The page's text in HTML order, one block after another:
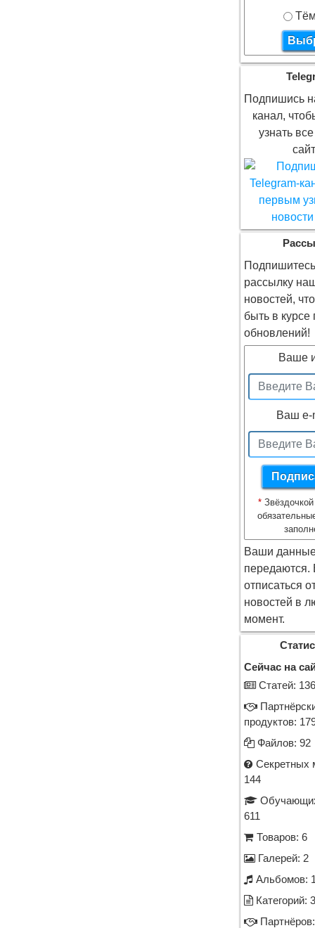
Подпишись
канал,
узнать
рассылку
новостей,
быть в курсе
обновлений!
Ваше
Ваш e-
*
Ваши
отписаться
новостей в
момент.
Сейчас на
Cтатей: 136
продуктов:
Файлов: 92
Секретных
144
611
Товаров: 6
Галерей: 2
Альбомов:
Категорий: